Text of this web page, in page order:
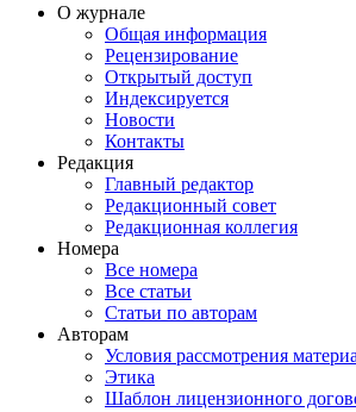
О журнале
Общая информация
Рецензирование
Открытый доступ
Индексируется
Новости
Контакты
Редакция
Главный редактор
Редакционный совет
Редакционная коллегия
Номера
Все номера
Все статьи
Статьи по авторам
Авторам
Условия рассмотрения
Этика
Шаблон лицензионного